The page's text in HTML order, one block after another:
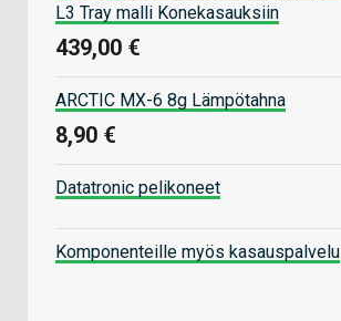
L3 Tray malli Konekasauksiin
439,00 €
ARCTIC MX-6 8g Lämpötahna
8,90 €
Datatronic pelikoneet
Komponenteille myös kasauspalvelu